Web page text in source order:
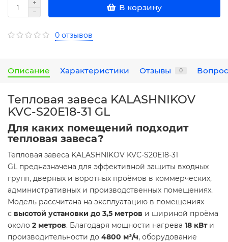
В корзину
0 отзывов
Описание Характеристики Отзывы 0
Тепловая завеса KALASHNIKOV
KVC-S20E18-31 GL
Для каких помещений подходит
тепловая завеса?
Тепловая завеса KALASHNIKOV KVC-S20E18-31
GL предназначена для эффективной защиты входных
групп, дверных и воротных проёмов в коммерческих,
административных и производственных помещениях.
Модель рассчитана на эксплуатацию в помещениях
с высотой установки до 3,5 метров и шириной проёма
около 2 метров. Благодаря мощности нагрева 18 кВти
производительности до 4800 м³/ч, оборудование